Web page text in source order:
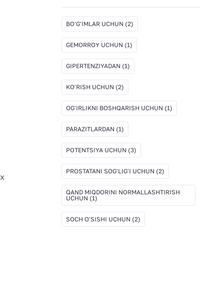
BO'G'IMLAR UCHUN (2)
GEMORROY UCHUN (1)
GIPERTENZIYADAN (1)
KO'RISH UCHUN (2)
OG'IRLIKNI BOSHQARISH UCHUN (1)
PARAZITLARDAN (1)
POTENTSIYA UCHUN (3)
PROSTATANI SOG'LIG'I UCHUN (2)
QAND MIQDORINI NORMALLASHTIRISH
UCHUN (1)
SOCH O'SISHI UCHUN (2)